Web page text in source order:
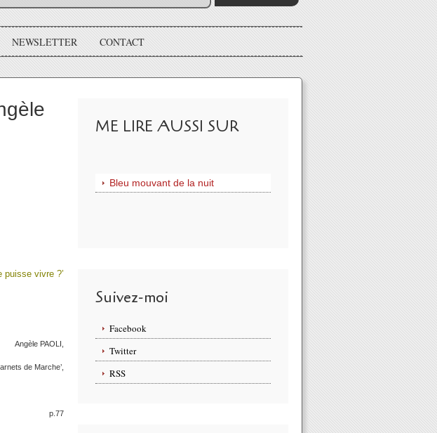
NEWSLETTER CONTACT
puisse vivre ?’
Angèle PAOLI,
de Marche’,
p.77
ME LIRE AUSSI SUR
Bleu mouvant de la nuit
Suivez-moi
Facebook
Twitter
RSS